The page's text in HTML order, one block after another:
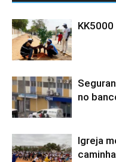
no
Igreja